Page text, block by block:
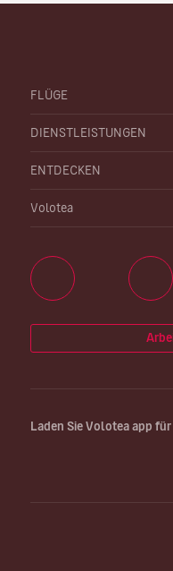
FLÜGE
DIENSTLEISTUNGEN
ENTDECKEN
Volotea
Laden Sie Volotea app